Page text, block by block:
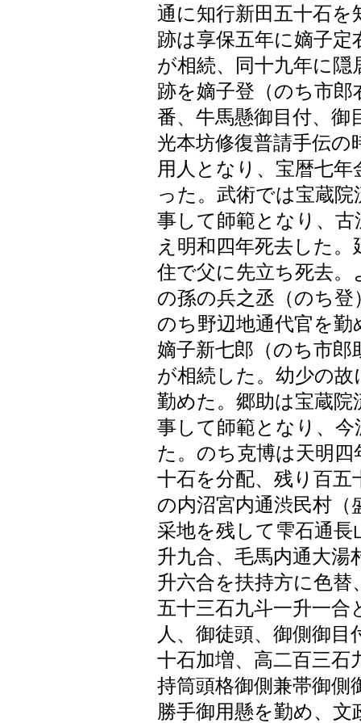
通に知行新田五十石
跡は享保五年に嫡子定
が相続、同十九年に
跡を嫡子登（のち市
番、牛馬懸御目付、御
光本坊修復普請手伝
用人となり、宝暦七
った。武術では宝蔵
事して師範となり、
え明和四年死去した
住で父に先立ち死去
の孫の兵之丞（のち
のち野辺地通代官を
嫡子新七郎（のち市郎
が相続した。幼少の
勤めた。郷助は宝蔵院
事して師範となり、
た。のち克博は天明
十石を分配、残り百五
の内沼宮内通渋民村（
采地を残して雫石通長
升九合、毛馬内通大湯
升六合を扶持方に色替
五十三石九斗一升一合
人、御徒頭、御側御
十石加増、高二百三石
持筒頭格御側兼帯御側
勝手御用懸を勤め、文